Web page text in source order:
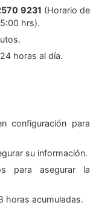
9231 (Horario de
hrs).
horas al día.
configuración para
su información.
para asegurar la
horas acumuladas.